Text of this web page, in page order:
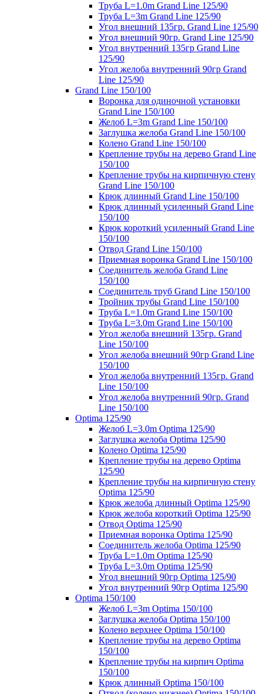
Труба L=1.0m Grand Line 125/90
Труба L=3m Grand Line 125/90
Угол внешний 135гр. Grand Line 125/90
Угол внешний 90гр. Grand Line 125/90
Угол внутренний 135гр Grand Line
125/90
Угол желоба внутренний 90гр Grand
Line 125/90
Grand Line 150/100
Воронка для одиночной установки
Grand Line 150/100
Желоб L=3m Grand Line 150/100
Заглушка желоба Grand Line 150/100
Колено Grand Line 150/100
Крепление трубы на дерево Grand Line
150/100
Крепление трубы на кирпичную стену
Grand Line 150/100
Крюк длинный Grand Line 150/100
Крюк длинный усиленный Grand Line
150/100
Крюк короткий усиленный Grand Line
150/100
Отвод Grand Line 150/100
Приемная воронка Grand Line 150/100
Соединитель желоба Grand Line
150/100
Соединитель труб Grand Line 150/100
Тройник трубы Grand Line 150/100
Труба L=1.0m Grand Line 150/100
Труба L=3.0m Grand Line 150/100
Угол желоба внешний 135гр. Grand
Line 150/100
Угол желоба внешний 90гр Grand Line
150/100
Угол желоба внутренний 135гр. Grand
Line 150/100
Угол желоба внутренний 90гр. Grand
Line 150/100
Optima 125/90
Желоб L=3.0m Optima 125/90
Заглушка желоба Optima 125/90
Колено Optima 125/90
Крепление трубы на дерево Optima
125/90
Крепление трубы на кирпичную стену
Optima 125/90
Крюк желоба длинный Optima 125/90
Крюк желоба короткий Optima 125/90
Отвод Optima 125/90
Приемная воронка Optima 125/90
Соединитель желоба Optima 125/90
Труба L=1.0m Optima 125/90
Труба L=3.0m Optima 125/90
Угол внешний 90гр Optima 125/90
Угол внутренний 90гр Optima 125/90
Optima 150/100
Желоб L=3m Optima 150/100
Заглушка желоба Optima 150/100
Колено верхнее Optima 150/100
Крепление трубы на дерево Optima
150/100
Крепление трубы на кирпич Optima
150/100
Крюк длинный Optima 150/100